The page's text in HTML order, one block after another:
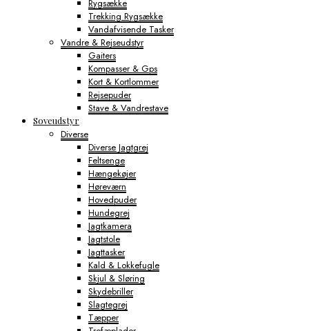
Rygsække
Trekking Rygsække
Vandafvisende Tasker
Vandre & Rejseudstyr
Gaiters
Kompasser & Gps
Kort & Kortlommer
Rejsepuder
Stave & Vandrestave
Soveudstyr
Diverse
Diverse Jagtgrej
Feltsenge
Hængekøjer
Høreværn
Hovedpuder
Hundegrej
Jagtkamera
Jagtstole
Jagttasker
Kald & Lokkefugle
Skjul & Sløring
Skydebriller
Slagtegrej
Tæpper